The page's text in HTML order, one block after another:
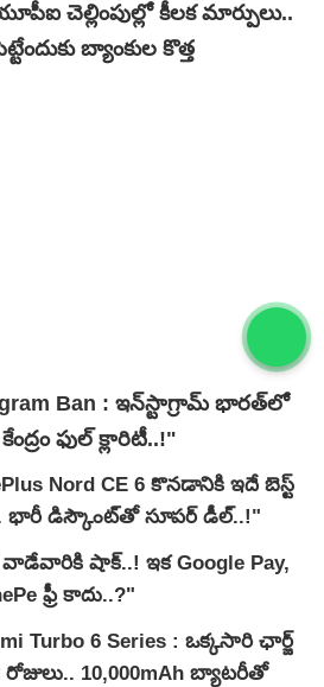
చెల్లింపుల్లో కీలక మార్పులు..
బ్యాంకుల కొత్త
Ban : ఇన్‌స్టాగ్రామ్ భారత్‌లో
ఫుల్ క్లారిటీ..!"
Nord CE 6 కొనడానికి ఇదే బెస్ట్
డిస్కౌంట్‌తో సూపర్ డీల్..!"
వాడేవారికి షాక్..! ఇక Google Pay,
ఫ్రీ కాదు..?"
Turbo 6 Series : ఒక్కసారి ఛార్జ్
రోజులు.. 10,000mAh బ్యాటరీతో